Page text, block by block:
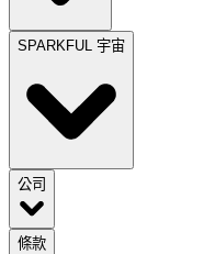
SPARKFUL 宇宙
公司
條款